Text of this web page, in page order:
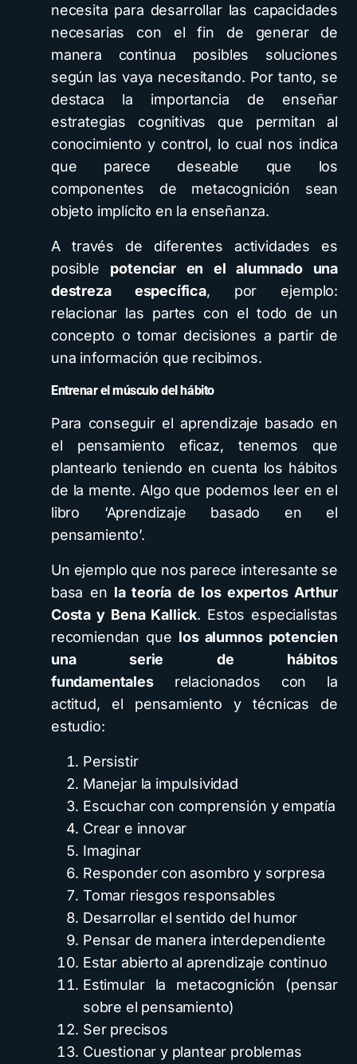
necesita para desarrollar las capacidades
necesarias con el fin de generar de
manera continua posibles soluciones
según las vaya necesitando. Por tanto, se
destaca la importancia de enseñar
estrategias cognitivas que permitan al
conocimiento y control, lo cual nos indica
que parece deseable que los
componentes de metacognición sean
objeto implícito en la enseñanza.
A través de diferentes actividades es
posible potenciar en el alumnado una
destreza específica, por ejemplo:
relacionar las partes con el todo de un
concepto o tomar decisiones a partir de
una información que recibimos.
Entrenar el músculo del hábito
Para conseguir el aprendizaje basado en
el pensamiento eficaz, tenemos que
plantearlo teniendo en cuenta los hábitos
de la mente. Algo que podemos leer en el
libro ‘Aprendizaje basado en el
pensamiento’.
Un ejemplo que nos parece interesante se
basa en la teoría de los expertos Arthur
Costa y Bena Kallick. Estos especialistas
recomiendan que los alumnos potencien
una serie de hábitos
fundamentalesrelacionados con la
actitud, el pensamiento y técnicas de
estudio:
Persistir
Manejar la impulsividad
Escuchar con comprensión y empatía
Crear e innovar
Imaginar
Responder con asombro y sorpresa
Tomar riesgos responsables
Desarrollar el sentido del humor
Pensar de manera interdependiente
Estar abierto al aprendizaje continuo
Estimular la metacognición (pensar
sobre el pensamiento)
Ser precisos
Cuestionar y plantear problemas